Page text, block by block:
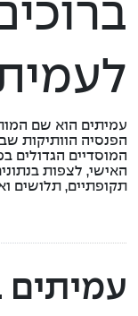
עמיתים הוא שם
הפנסיה הוותיקות
המוסדיים הגדולים
האישי, לצפות
תקופתיים, תלושים
עמיתים